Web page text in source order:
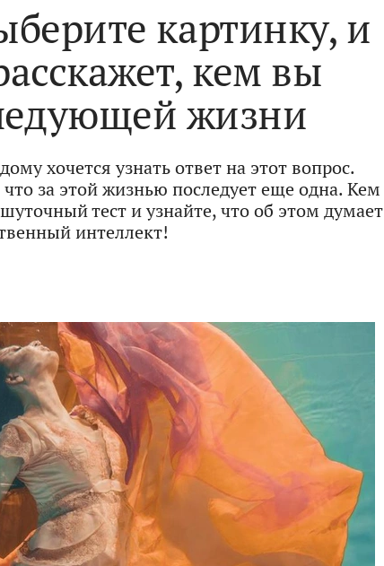
картинку, и
кем вы
жизни
хочется узнать ответ на этот вопрос.
за этой жизнью последует еще одна. Кем
тест и узнайте, что об этом думает
интеллект!